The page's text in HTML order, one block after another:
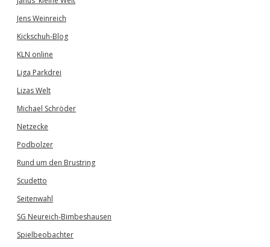
Jens Weinreich
Kickschuh-Blog
KLN online
Liga Parkdrei
Lizas Welt
Michael Schröder
Netzecke
Podbolzer
Rund um den Brustring
Scudetto
Seitenwahl
SG Neureich-Bimbeshausen
Spielbeobachter